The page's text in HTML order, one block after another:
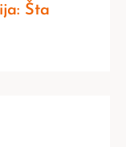
Šta